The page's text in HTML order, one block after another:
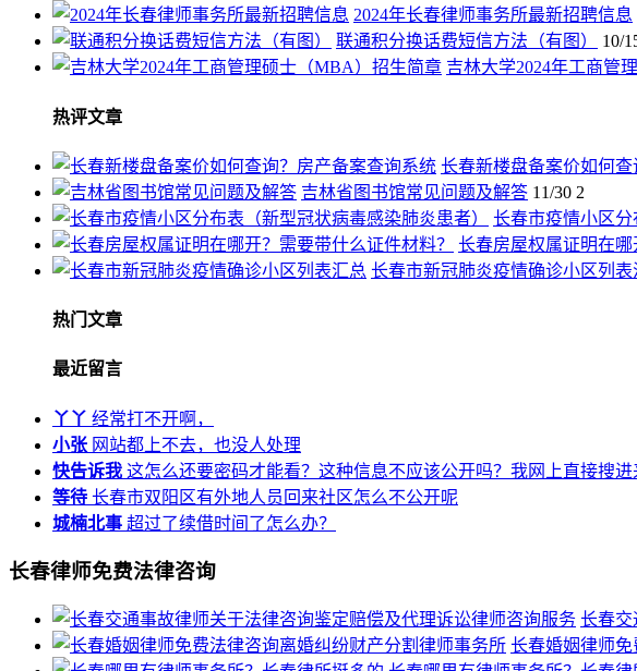
2024年长春律师事务所最新招聘信息
联通积分换话费短信方法（有图）
10/
吉林大学2024年工商管
热评文章
长春新楼盘备案价如何
吉林省图书馆常见问题及解答 11/30 2
长春市疫情小区分
长春房屋权属证明在哪
长春市新冠肺炎疫情确诊小区列表
热门文章
最近留言
丫丫 经常打不开啊，
小张 网站都上不去，也没人处理
快告诉我 这怎么还要密码才能看？这种信息不应该公开吗？我网上直接搜进
等待 长春市双阳区有外地人员回来社区怎么不公开呢
城楠北事 超过了续借时间了怎么办？
长春律师免费法律咨询
长春交
长春婚姻律师